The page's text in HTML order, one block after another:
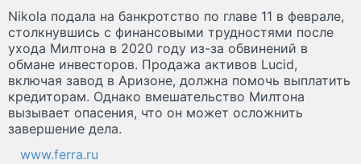
Nikola подала на банкротство по главе 11 в феврале,
столкнувшись с финансовыми трудностями после
ухода Милтона в 2020 году из-за обвинений в
обмане инвесторов. Продажа активов Lucid,
включая завод в Аризоне, должна помочь выплатить
кредиторам. Однако вмешательство Милтона
вызывает опасения, что он может осложнить
завершение дела.
www.ferra.ru